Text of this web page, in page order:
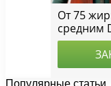
Популярные статьи